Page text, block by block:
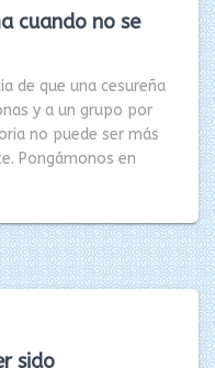
cuando no se
de que una cesureña
y a un grupo por
no puede ser más
Pongámonos en
sido